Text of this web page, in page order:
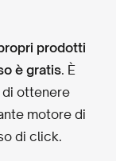
prodotti
è gratis. È
di ottenere
motore di
di click.